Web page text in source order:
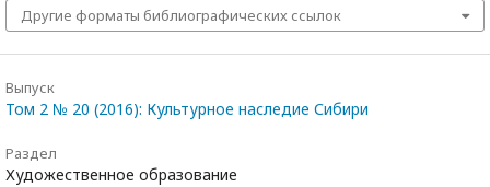
Другие форматы библиографических ссылок
Выпуск
Том 2 № 20 (2016): Культурное наследие Сибири
Раздел
Художественное образование